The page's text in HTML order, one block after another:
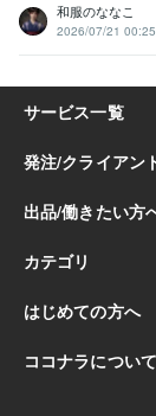
和服のななこ
2026/07/21 00:25